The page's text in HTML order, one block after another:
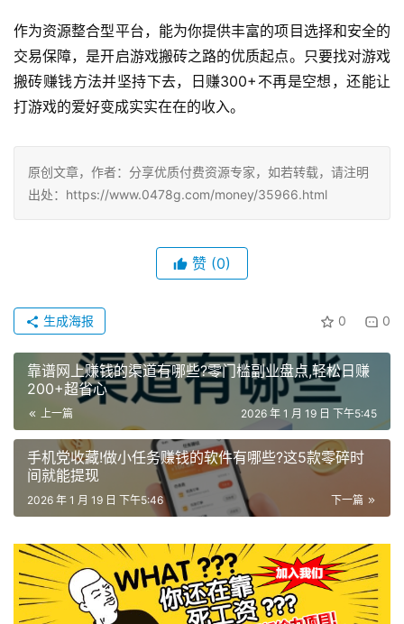
作为资源整合型平台，能为你提供丰富的项目选择和安全的
交易保障，是开启游戏搬砖之路的优质起点。只要找对游戏
搬砖赚钱方法并坚持下去，日赚300+不再是空想，还能让
打游戏的爱好变成实实在在的收入。
原创文章，作者：分享优质付费资源专家，如若转载，请注明
出处：https://www.0478g.com/money/35966.html
赞 (0)
0 0
生成海报
靠谱网上赚钱的渠道有哪些?零门槛副业盘点,轻松日赚
200+超省心
上一篇 2026 年 1 月 19 日 下午5:45
手机党收藏!做小任务赚钱的软件有哪些?这5款零碎时
间就能提现
下一篇
2026 年 1 月 19 日 下午5:46